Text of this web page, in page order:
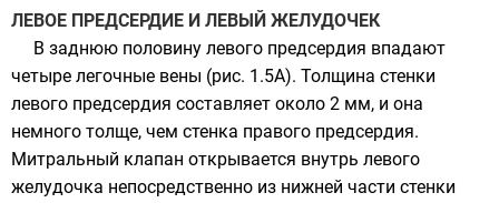
ЛЕВОЕ ПРЕДСЕРДИЕ И ЛЕВЫЙ ЖЕЛУДОЧЕК
В заднюю половину левого предсердия впадают
четыре легочные вены (рис. 1.5А). Толщина стенки
левого предсердия составляет около 2 мм, и она
немного толще, чем стенка правого предсердия.
Митральный клапан открывается внутрь левого
желудочка непосредственно из нижней части стенки